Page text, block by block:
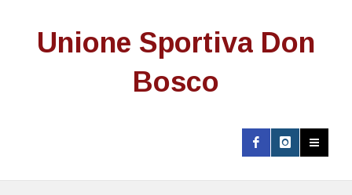
Unione Sportiva Don
Bosco